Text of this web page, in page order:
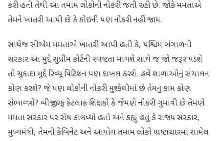
કરી હતી તેથી આ તમામ લોકોની નોકરી જતી રહી છે. જોકે મમતાએ
તેમને ખાતરી આપી છે કે કોઇની પણ નોકરી નહીં જાય.
સાથેજ સીએમ મમતાએ ખાતરી આપી હતી કે, પશ્ચિમ બંગાળની
સરકાર આ મુદ્દે સુપ્રીમ કોર્ટની સ્પષ્ટતા માગશે સાથે જ જો જરૂર પડશે
તો ચુકાદા મુદ્દે રિવ્યૂ પિટિશન પણ દાખલ કરશે. હવે શાળાઓનું સંચાલન
કોણ કરશે? જે પણ લોકોની નોકરી મુશ્કેલીમાં છે તેમનું કામ કોણ
સંભાળશે? બીજી તરફ કેટલાક શિક્ષકો કે જેમણે નોકરી ગુમાવી છે તેમણે
મમતા સરકાર પર રોષ ઠાલવ્યો હતો અને કહ્યું હતું કે રાજ્ય સરકાર,
મુખ્યમંત્રી, તેમની કેબિનેટ અને આયોગ તમામ લોકો ભ્રષ્ટાચારમાં સામેલ